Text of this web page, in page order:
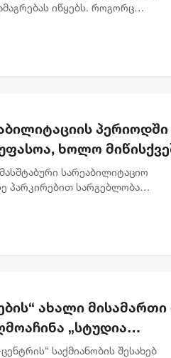
იწყებს. როგორც
პერიოდში
ხოლო
ფართების
სარეაბილიტაციო
პარკირებით სარგებლობა
ახალი მისამართი
„სტუდია
საქმიანობის შესახებ